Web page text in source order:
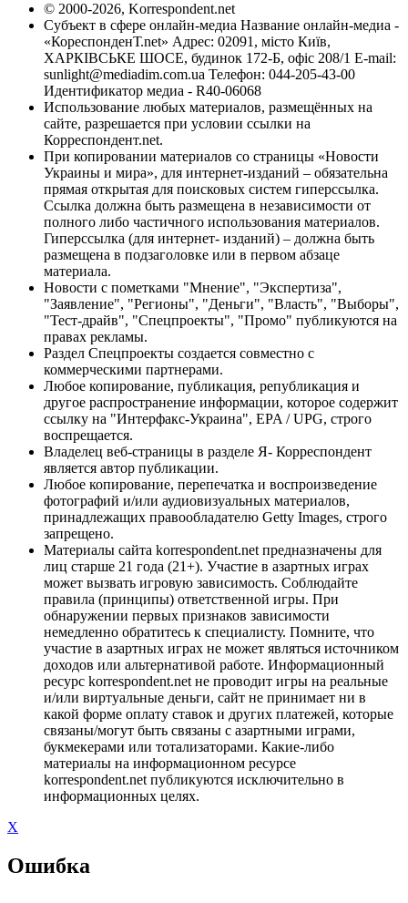
© 2000-2026, Korrespondent.net
Субъект в сфере онлайн-медиа Название онлайн-медиа -
«КореспонденТ.net» Адрес: 02091, місто Київ,
ХАРКІВСЬКЕ ШОСЕ, будинок 172-Б, офіс 208/1 E-mail:
sunlight@mediadim.com.ua Телефон: 044-205-43-00
Идентификатор медиа - R40-06068
Использование любых материалов, размещённых на
сайте, разрешается при условии ссылки на
Корреспондент.net.
При копировании материалов со страницы «Новости
Украины и мира», для интернет-изданий – обязательна
прямая открытая для поисковых систем гиперссылка.
Ссылка должна быть размещена в независимости от
полного либо частичного использования материалов.
Гиперссылка (для интернет- изданий) – должна быть
размещена в подзаголовке или в первом абзаце
материала.
Новости с пометками "Мнение", "Экспертиза",
"Заявление", "Регионы", "Деньги", "Власть", "Выборы",
"Тест-драйв", "Спецпроекты", "Промо" публикуются на
правах рекламы.
Раздел Спецпроекты создается совместно с
коммерческими партнерами.
Любое копирование, публикация, републикация и
другое распространение информации, которое содержит
ссылку на "Интерфакс-Украина", EPA / UPG, строго
воспрещается.
Владелец веб-страницы в разделе Я- Корреспондент
является автор публикации.
Любое копирование, перепечатка и воспроизведение
фотографий и/или аудиовизуальных материалов,
принадлежащих правообладателю Getty Images, строго
запрещено.
Материалы сайта korrespondent.net предназначены для
лиц старше 21 года (21+). Участие в азартных играх
может вызвать игровую зависимость. Соблюдайте
правила (принципы) ответственной игры. При
обнаружении первых признаков зависимости
немедленно обратитесь к специалисту. Помните, что
участие в азартных играх не может являться источником
доходов или альтернативой работе. Информационный
ресурс korrespondent.net не проводит игры на реальные
и/или виртуальные деньги, сайт не принимает ни в
какой форме оплату ставок и других платежей, которые
связаны/могут быть связаны с азартными играми,
букмекерами или тотализаторами. Какие-либо
материалы на информационном ресурсе
korrespondent.net публикуются исключительно в
информационных целях.
X
Ошибка